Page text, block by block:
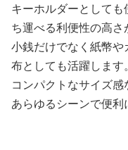
キーホルダーとして
ち運べる利便性の高さ
小銭だけでなく紙幣
布としても活躍します。
コンパクトなサイズ
あらゆるシーンで便利